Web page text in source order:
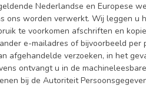
Nederlandse en Europese
ons worden verwerkt. Wij leggen u
te voorkomen afschriften en
e-mailadres of bijvoorbeeld
afgehandelde verzoeken, in het
ontvangt u in de
bij de Autoriteit